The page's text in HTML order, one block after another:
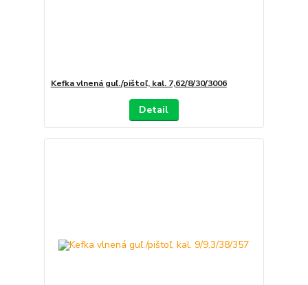
Kefka vlnená guľ./pištoľ, kal. 7,62/8/30/3006
Detail